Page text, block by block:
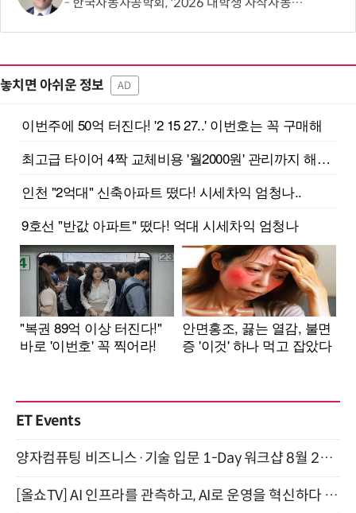
놓치면 아쉬운 정보 AD
ET Events
양자컴퓨팅 비즈니스·기술 입문 1-Day 워크샵 8월 28일 개최
[올쇼TV] AI 인프라를 관측하고, AI로 운영을 혁신하다 (8월 11일 생방송)